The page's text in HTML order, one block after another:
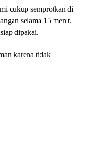
cukup semprotkan di
selama 15 menit.
dipakai.
karena tidak